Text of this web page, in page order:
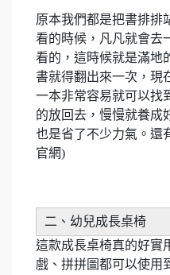
原本我們都是把書排排
看的時候，凡凡就會去
看的，這時候就是滿地
書就得翻出來一次，現
一本非常容易就可以找
的放回去，慢慢就養成
也是省了不少力氣。還
官網)
二、幼兒成長桌椅
這款成長桌椅真的好實
戲、拼拼圖都可以使用